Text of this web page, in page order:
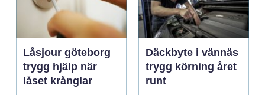
Låsjour göteborg
trygg hjälp när
låset krånglar
Däckbyte i vännäs
trygg körning året
runt